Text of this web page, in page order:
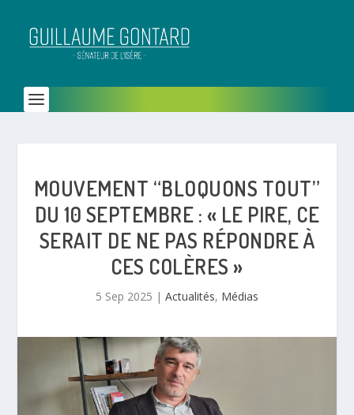
MOUVEMENT “BLOQUONS TOUT”
DU 10 SEPTEMBRE : « LE PIRE, CE
SERAIT DE NE PAS RÉPONDRE À
CES COLÈRES »
5 Sep 2025 | Actualités, Médias